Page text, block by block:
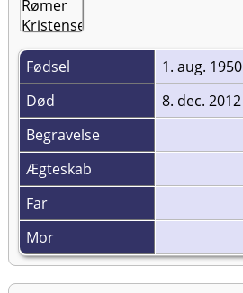
Fødsel 1. aug. 1950
Død
8. dec. 2012
Begravelse
Ægteskab
Far
Mor